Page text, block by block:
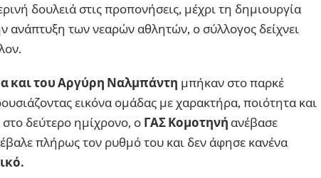
δουλειά στις προπονήσεις, μέχρι τη δημιουργία
ανάπτυξη των νεαρών αθλητών, ο σύλλογος δείχνει
και του Αργύρη Ναλμπάντη μπήκαν στο παρκέ
εικόνα ομάδας με χαρακτήρα, ποιότητα και
δεύτερο ημίχρονο, ο ΓΑΣ Κομοτηνή ανέβασε
πλήρως τον ρυθμό του και δεν άφησε κανένα